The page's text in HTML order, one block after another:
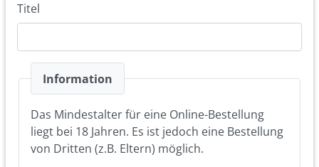
Titel
Information
Das Mindestalter für eine Online-Bestellung
liegt bei 18 Jahren. Es ist jedoch eine Bestellung
von Dritten (z.B. Eltern) möglich.